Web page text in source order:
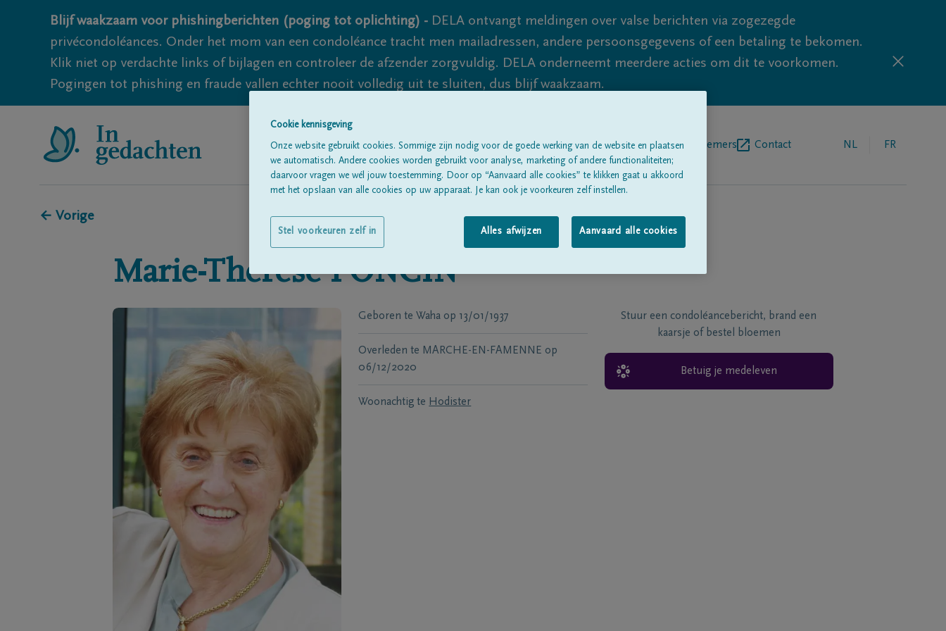
Blijf waakzaam voor phishingberichten (poging tot oplichting) - DELA ontvangt meldingen over valse berichten via zogezegde
privécondoléances. Onder het mom van een condoléance tracht men mailadressen, andere persoonsgegevens of een betaling te bekomen.
Klik niet op verdachte links of bijlagen en controleer de afzender zorgvuldig. DELA onderneemt meerdere acties om dit te voorkomen.
Pogingen tot phishing en fraude vallen echter nooit volledig uit te sluiten, dus blijf waakzaam.
Alle rouwberichtenOver onsBegrafenisondernemers Contact NL FR
← Vorige
Marie-Thérèse PONCIN
Geboren te Waha op 13/01/1937
Overleden te MARCHE-EN-FAMENNE op
06/12/2020
Woonachtig te Hodister
Stuur een condoléancebericht, brand een
kaarsje of bestel bloemen
Betuig je medeleven
Cookie kennisgeving
Onze website gebruikt cookies. Sommige zijn nodig voor de goede werking van de website en plaatsen
we automatisch. Andere cookies worden gebruikt voor analyse, marketing of andere functionaliteiten;
daarvoor vragen we wél jouw toestemming. Door op “Aanvaard alle cookies” te klikken gaat u akkoord
met het opslaan van alle cookies op uw apparaat. Je kan ook je voorkeuren zelf instellen.
Alles afwijzen Aanvaard alle cookies
Stel voorkeuren zelf in